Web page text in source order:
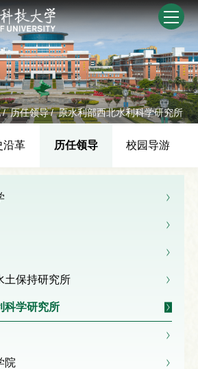
/ 历任领导/ 原水利部西北水利科学研究所
沿革 历任领导 校园导游
土保持研究所
科学研究所
院